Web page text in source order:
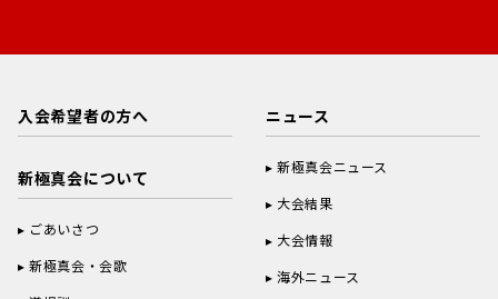
入会希望者の方へ
新極真会について
ごあいさつ
新極真会・会歌
ニュース
新極真会ニュース
大会結果
大会情報
海外ニュース